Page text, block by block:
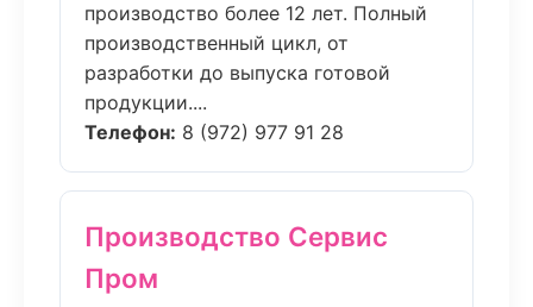
производство более 12 лет. Полный
производственный цикл, от
разработки до выпуска готовой
продукции....
Телефон: 8 (972) 977 91 28
Производство Сервис
Пром